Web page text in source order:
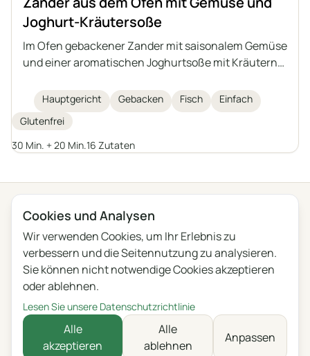
Joghurt-Kräutersoße
Im Ofen gebackener Zander mit saisonalem Gemüse
und einer aromatischen Joghurtsoße mit Kräutern
sättigendes Gericht, das sich auch mit anderen
mittelgroßen Süß- oder Salzwasserfischen
zubereiten lässt.
Hauptgericht Gebacken Fisch
Einfach
Glutenfrei
30 Min. + 20 Min.16 Zutaten
← Alle Kategorien
DatenschutzNutzungsbedingungen BlogFeedback
ÄnderungenCookie-Einstellungen
English
Polski
Deutsch
Italiano Español
Русский
Українська
Čeština
Cookies und Analysen
Wir verwenden Cookies, um Ihr Erlebnis zu
verbessern und die Seitennutzung zu analysieren.
Sie können nicht notwendige Cookies akzeptieren
oder ablehnen.
Lesen Sie unsere Datenschutzrichtlinie
Alle
akzeptieren
Alle
ablehnen
Anpassen